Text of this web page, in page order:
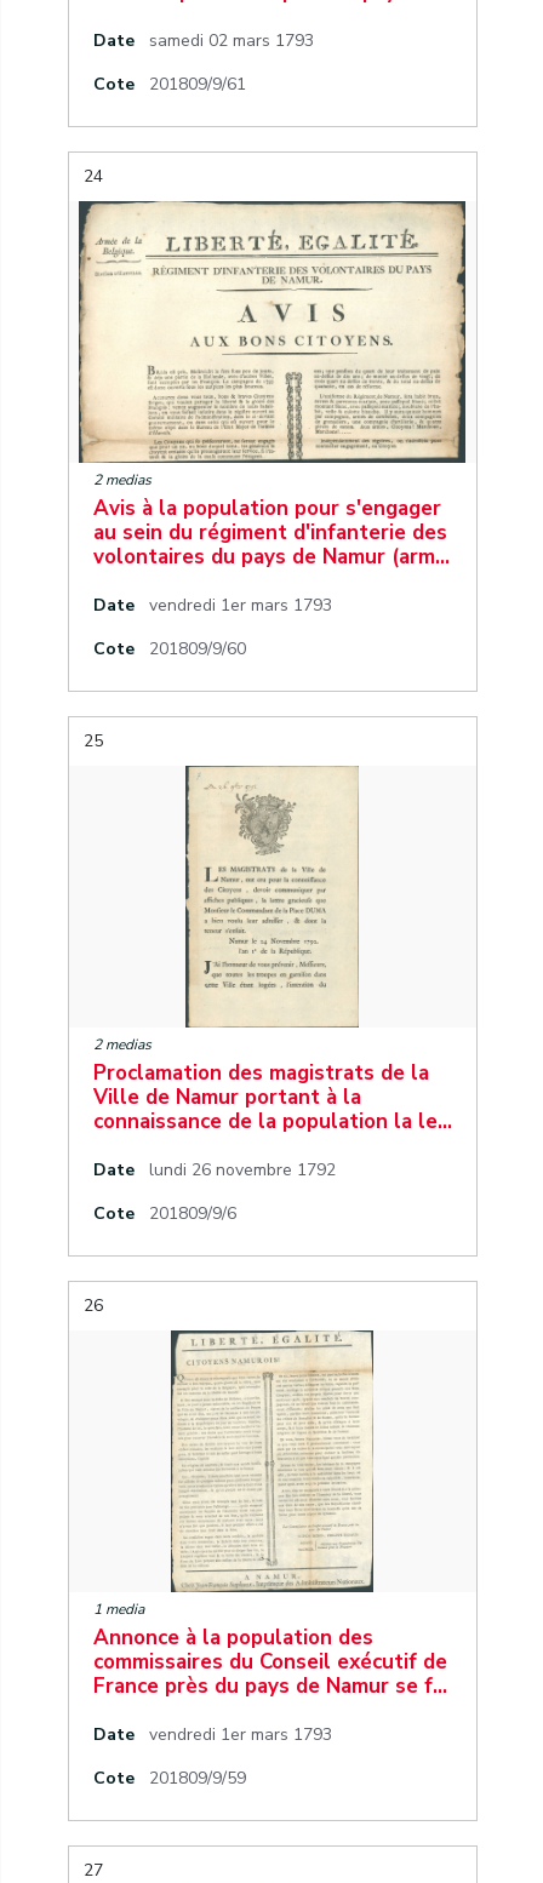
Date
samedi 02 mars 1793
Cote
201809/9/61
24
2 medias
Avis à la population pour s'engager
au sein du régiment d'infanterie des
volontaires du pays de Namur (arm…
Date
vendredi 1er mars 1793
Cote
201809/9/60
25
2 medias
Proclamation des magistrats de la
Ville de Namur portant à la
connaissance de la population la le…
Date
lundi 26 novembre 1792
Cote
201809/9/6
26
1 media
Annonce à la population des
commissaires du Conseil exécutif de
France près du pays de Namur se f…
Date
vendredi 1er mars 1793
Cote
201809/9/59
27